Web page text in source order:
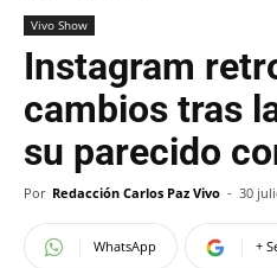
Vivo Show
Instagram
cambios tras
su parecido
Por Redacción Carlos Paz Vivo - 30
WhatsApp +